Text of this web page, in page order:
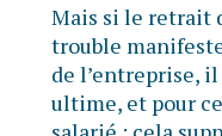
Mais si le retrait
trouble
de l’entreprise,
ultime, et pour